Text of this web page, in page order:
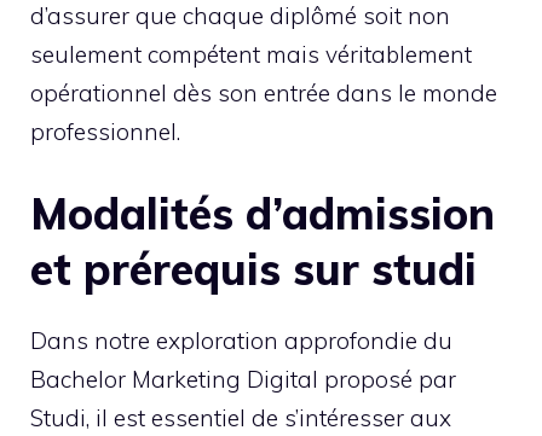
d’assurer que chaque diplômé soit non
seulement compétent mais véritablement
opérationnel dès son entrée dans le monde
professionnel.
Modalités d’admission
et prérequis sur studi
Dans notre exploration approfondie du
Bachelor Marketing Digital proposé par
Studi, il est essentiel de s’intéresser aux